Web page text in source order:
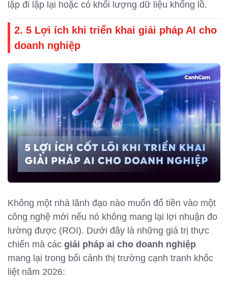
lặp đi lặp lại hoặc có khối lượng dữ liệu khổng lồ.
2. 5 Lợi ích khi triển khai giải pháp AI cho
doanh nghiệp
Không một nhà lãnh đạo nào muốn đổ tiền vào một
công nghệ mới nếu nó không mang lại lợi nhuận đo
lường được (ROI). Dưới đây là những giá trị thực
chiến mà các giải pháp ai cho doanh nghiệp
mang lại trong bối cảnh thị trường cạnh tranh khốc
liệt năm 2026: